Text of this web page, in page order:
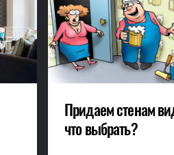
Придаем стенам
что выбрать?